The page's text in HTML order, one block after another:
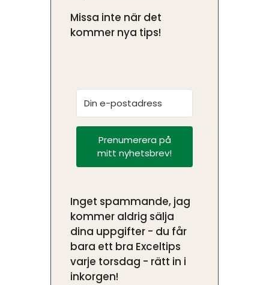
Missa inte när det
kommer nya tips!
Prenumerera på
mitt nyhetsbrev!
Inget spammande, jag
kommer aldrig sälja
dina uppgifter - du får
bara ett bra Exceltips
varje torsdag - rätt in i
inkorgen!